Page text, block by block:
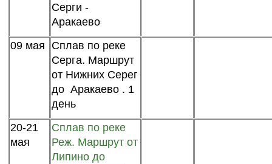
Серги -
Аракаево
09 мая
Сплав по реке
Серга. Маршрут
от Нижних Серег
до Аракаево . 1
день
20-21
мая
Сплав по реке
Реж. Маршрут от
Липино до